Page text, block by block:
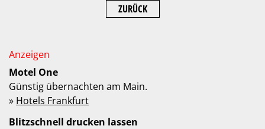
ZURÜCK
Motel One
Günstig übernachten am Main.
» Hotels Frankfurt
Blitzschnell drucken lassen